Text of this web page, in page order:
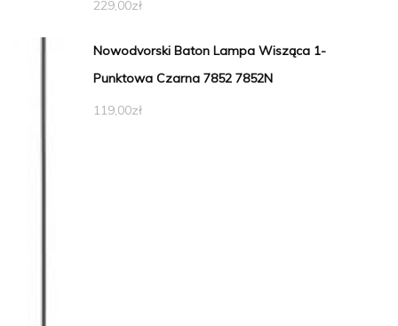
229,00zł
Nowodvorski Baton Lampa Wisząca 1-
Punktowa Czarna 7852 7852N
119,00zł